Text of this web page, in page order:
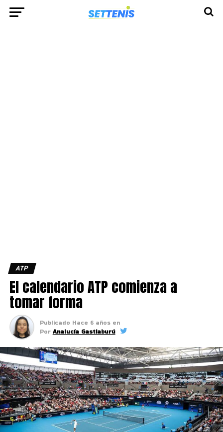
ATP
El calendario ATP comienza a
tomar forma
Publicado Hace 6 años en
Por Analucía Gastiaburú